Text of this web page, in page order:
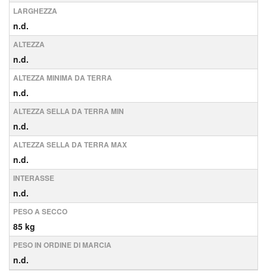
LARGHEZZA
n.d.
ALTEZZA
n.d.
ALTEZZA MINIMA DA TERRA
n.d.
ALTEZZA SELLA DA TERRA MIN
n.d.
ALTEZZA SELLA DA TERRA MAX
n.d.
INTERASSE
n.d.
PESO A SECCO
85 kg
PESO IN ORDINE DI MARCIA
n.d.